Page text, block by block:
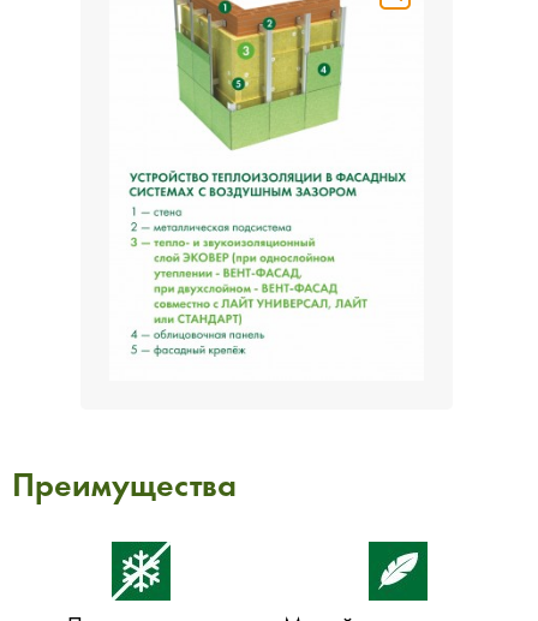
Преимущества